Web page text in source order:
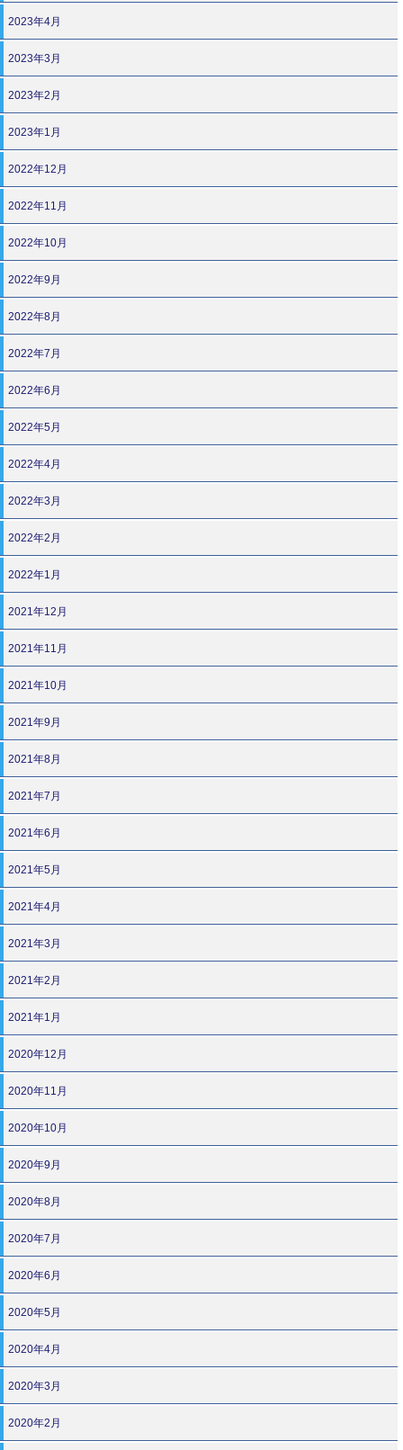
2023年4月
2023年3月
2023年2月
2023年1月
2022年12月
2022年11月
2022年10月
2022年9月
2022年8月
2022年7月
2022年6月
2022年5月
2022年4月
2022年3月
2022年2月
2022年1月
2021年12月
2021年11月
2021年10月
2021年9月
2021年8月
2021年7月
2021年6月
2021年5月
2021年4月
2021年3月
2021年2月
2021年1月
2020年12月
2020年11月
2020年10月
2020年9月
2020年8月
2020年7月
2020年6月
2020年5月
2020年4月
2020年3月
2020年2月